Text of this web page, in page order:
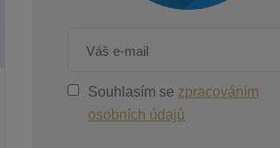
Souhlasím se zpracováním
osobních údajů